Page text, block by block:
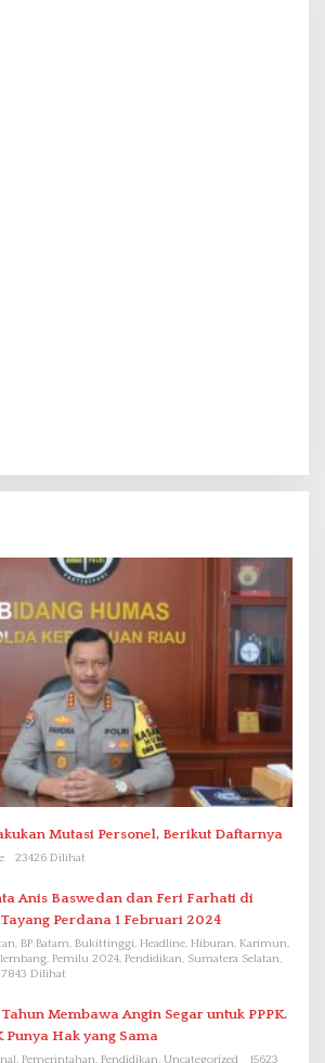
Mutasi Personel, Berikut Daftarnya
23426 Dilihat
Anis Baswedan dan Feri Farhati di
Perdana 1 Februari 2024
BP Batam, Bukittinggi, Headline, Hiburan, Karimun,
Pemilu 2024, Pendidikan, Sumatera Selatan,
Dilihat
Membawa Angin Segar untuk PPPK.
Punya Hak yang Sama
Pemerintahan, Pendidikan, Uncategorized
15623